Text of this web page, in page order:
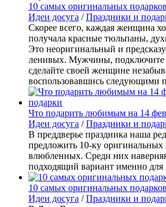
10 самых оригинальных
Идеи досуга /Праздники и
Скорее всего, каждая женщина
получала красные тюльпаны,
Это неоригинальный и
ленивых. Мужчины, подключите
сделайте своей женщине
воспользовавшись следующими
Что подарить любимым на 14
Идеи досуга /Праздники и
В преддверье праздника наша
предложить 10-ку оригинальных
влюбленных. Среди них
подходящий вариант именно
10 самых оригинальных
Идеи досуга /Праздники и